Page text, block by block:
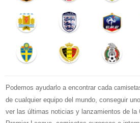
Podemos ayudarlo a encontrar cada
de cualquier equipo del mundo, conseguir
ver las últimas noticias y lanzamientos de la